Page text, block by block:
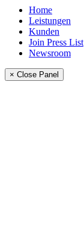
Home
Leistungen
Kunden
Join Press List
Newsroom
× Close Panel